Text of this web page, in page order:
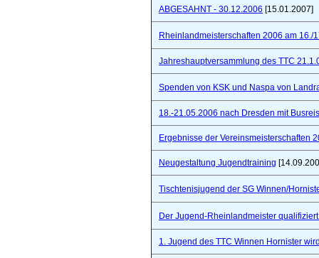
ABGESAHNT - 30.12.2006 [15.01.2007]
Rheinlandmeisterschaften 2006 am
Jahreshauptversammlung des TTC
Spenden von KSK und Naspa von
18.-21.05.2006 nach Dresden mit
Ergebnisse der Vereinsmeisterschaften
Neugestaltung Jugendtraining
Tischtenisjugend der SG Winnen/
Der Jugend-Rheinlandmeister
1. Jugend des TTC Winnen Hornister